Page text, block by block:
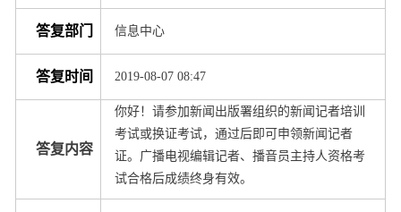
答复部门 信息中心
答复时间 2019-08-07 08:47
答复内容
你好！请参加新闻出版署组织的新闻记者培训
考试或换证考试，通过后即可申领新闻记者
证。广播电视编辑记者、播音员主持人资格考
试合格后成绩终身有效。